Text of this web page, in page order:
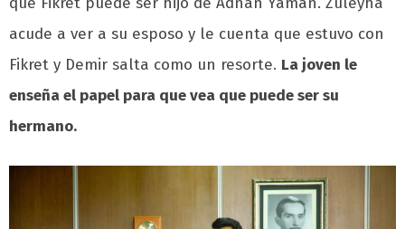
acude a ver a su esposo y le cuenta que estuvo con
Fikret y Demir salta como un resorte. La joven le
enseña el papel para que vea que puede ser su
hermano.